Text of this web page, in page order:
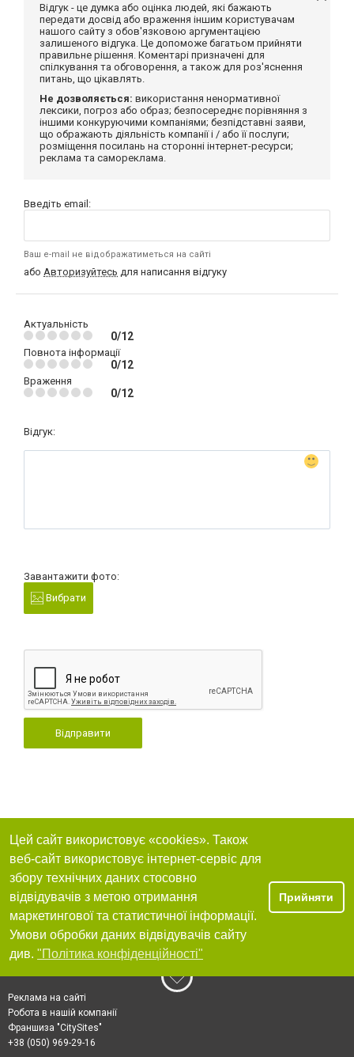
Відгук - це думка або оцінка людей, які бажають
передати досвід або враження іншим користувачам
нашого сайту з обов'язковою аргументацією
залишеного відгука. Це допоможе багатьом прийняти
правильне рішення. Коментарі призначені для
спілкування та обговорення, а також для роз'яснення
питань, що цікавлять.
Не дозволяється: використання ненормативної
лексики, погроз або образ; безпосереднє порівняння з
іншими конкуруючими компаніями; безпідставні заяви,
що ображають діяльність компанії і / або її послуги;
розміщення посилань на сторонні інтернет-ресурси;
реклама та самореклама.
Введіть email:
Ваш e-mail не відображатиметься на сайті
або Авторизуйтесь для написання відгуку
Актуальність
0/12
Повнота інформації
0/12
Враження
0/12
Відгук:
Завантажити фото:
Вибрати
Відправити
Цей сайт використовує «cookies». Також
веб-сайт використовує інтернет-сервіс для
збору технічних даних стосовно
відвідувачів з метою отримання
маркетингової та статистичної інформації.
Умови обробки даних відвідувачів сайту
див. "Політика конфіденційності"
Прийняти
Реклама на сайті
Робота в нашій компанії
Франшиза "CitySites"
+38 (050) 969-29-16